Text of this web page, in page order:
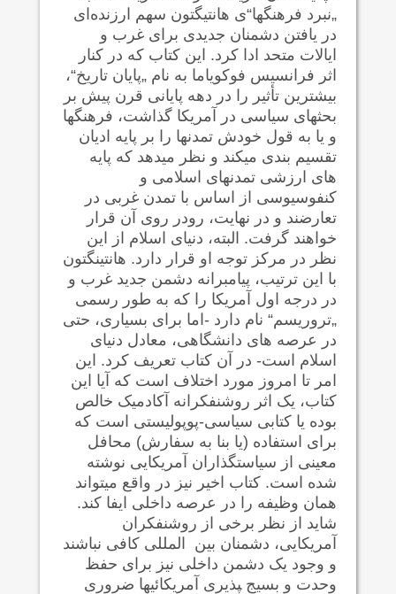
„نبرد فرهنگها“ی هانتیگتون سهم ارزنده‌ای
در یافتن دشمنان جدیدی برای غرب و
ایالات متحد ادا کرد. این کتاب که در کنار
اثر فرانسیس فوکویاما به نام „پایان تاریخ“،
بیشترین تأثیر را در دهه پایانی قرن پیش بر
بحثهای سیاسی در آمریکا گذاشت، فرهنگها
و یا به قول خودش تمدنها را بر پایه ادیان
تقسیم بندی می‍کند و نظر می‍دهد که پایه
های ارزشی تمدنهای اسلامی و
کنفوسیوسی از اساس با تمدن غربی در
تعارضند و در نهایت، رودر روی آن قرار
خواهند گرفت. البته، دنیای اسلام از این
نظر در مرکز توجه او قرار دارد. هانتینگتون
با این ترتیب، پیامبرانه دشمن جدید غرب و
در درجه اول آمریکا را که به طور رسمی
„تروریسم“ نام دارد -اما برای بسیاری، حتی
در عرصه های دانشگاهی، معادل دنیای
اسلام است- در آن کتاب تعریف کرد. این
امر تا امروز مورد اختلاف است که آیا این
کتاب، یک اثر روشنفکرانه آکادمیک خالص
بوده یا کتابی سیاسی-پوپولیستی است که
برای استفاده (یا بنا به سفارش) محافل
معینی از سیاستگذاران آمریکایی نوشته
شده است. کتاب اخیر نیز در واقع می‍تواند
همان وظیفه را در عرصه داخلی ایفا کند.
شاید از نظر برخی از روشنفکران
آمریکایی، دشمنان بین ‍ المللی کافی نباشند
و وجود یک دشمن داخلی نیز برای حفظ
وحدت و بسیج ‍پذیری آمریکائیها ضروری